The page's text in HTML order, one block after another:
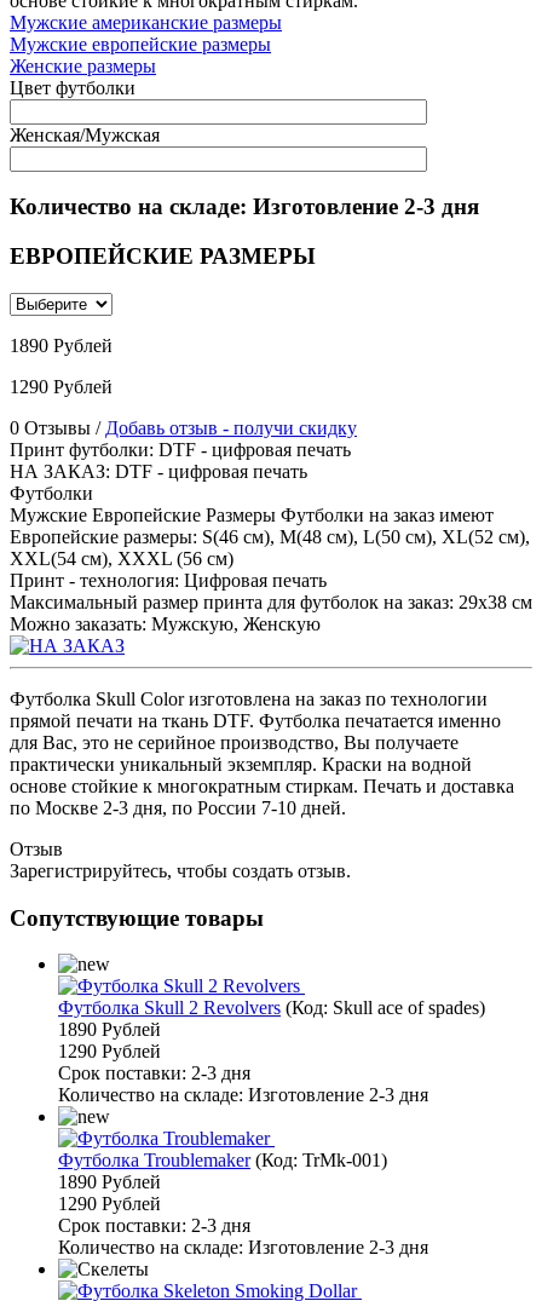
Мужские американские размеры
Мужские европейские размеры
Женские размеры
Цвет футболки
Женская/Мужская
Количество на складе: Изготовление 2-3 дня
ЕВРОПЕЙСКИЕ РАЗМЕРЫ
1890 Рублей
1290 Рублей
0 Отзывы / Добавь отзыв - получи скидку
Принт футболки: DTF - цифровая печать
НА ЗАКАЗ: DTF - цифровая печать
Футболки
Мужские Европейские Размеры Футболки на заказ имеют
Европейские размеры: S(46 см), M(48 см), L(50 см), XL(52 см),
XXL(54 см), XXXL (56 см)
Принт - технология: Цифровая печать
Максимальный размер принта для футболок на заказ: 29x38 см
Можно заказать: Мужскую, Женскую
Футболка Skull Color изготовлена на заказ по технологии
прямой печати на ткань DTF. Футболка печатается именно
для Вас, это не серийное производство, Вы получаете
практически уникальный экземпляр. Краски на водной
основе стойкие к многократным стиркам. Печать и доставка
по Москве 2-3 дня, по России 7-10 дней.
Отзыв
Зарегистрируйтесь, чтобы создать отзыв.
Сопутствующие товары
Футболка Skull 2 Revolvers (Код: Skull ace of spades)
1890 Рублей
1290 Рублей
Срок поставки: 2-3 дня
Количество на складе: Изготовление 2-3 дня
Футболка Troublemaker (Код: TrMk-001)
1890 Рублей
1290 Рублей
Срок поставки: 2-3 дня
Количество на складе: Изготовление 2-3 дня